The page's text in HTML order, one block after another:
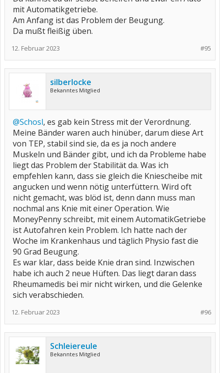
mit Automatikgetriebe.
Am Anfang ist das Problem der Beugung.
Da mußt fleißig üben.
#95
12. Februar 2023
silberlocke
Bekanntes Mitglied
@Schosl, es gab kein Stress mit der Verordnung.
Meine Bänder waren auch hinüber, darum diese Art
von TEP, stabil sind sie, da es ja noch andere
Muskeln und Bänder gibt, und ich da Probleme habe
liegt das Problem der Stabilität da. Was ich
empfehlen kann, dass sie gleich die Kniescheibe mit
angucken und wenn nötig unterfüttern. Wird oft
nicht gemacht, was blöd ist, denn dann muss man
nochmal ans Knie mit einer Operation. Wie
MoneyPenny schreibt, mit einem AutomatikGetriebe
ist Autofahren kein Problem. Ich hatte nach der
Woche im Krankenhaus und täglich Physio fast die
90 Grad Beugung.
Es war klar, dass beide Knie dran sind. Inzwischen
habe ich auch 2 neue Hüften. Das liegt daran dass
Rheumamedis bei mir nicht wirken, und die Gelenke
sich verabschieden.
#96
12. Februar 2023
Schleiereule
Bekanntes Mitglied